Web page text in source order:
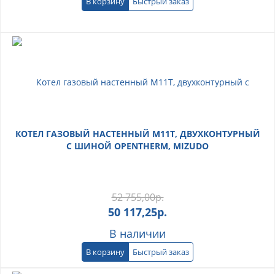
КОТЕЛ ГАЗОВЫЙ НАСТЕННЫЙ M11T, ДВУХКОНТУРНЫЙ
С ШИНОЙ OPENTHERM, MIZUDO
52 755,00р.
50 117,25р.
В наличии
В корзину Быстрый заказ